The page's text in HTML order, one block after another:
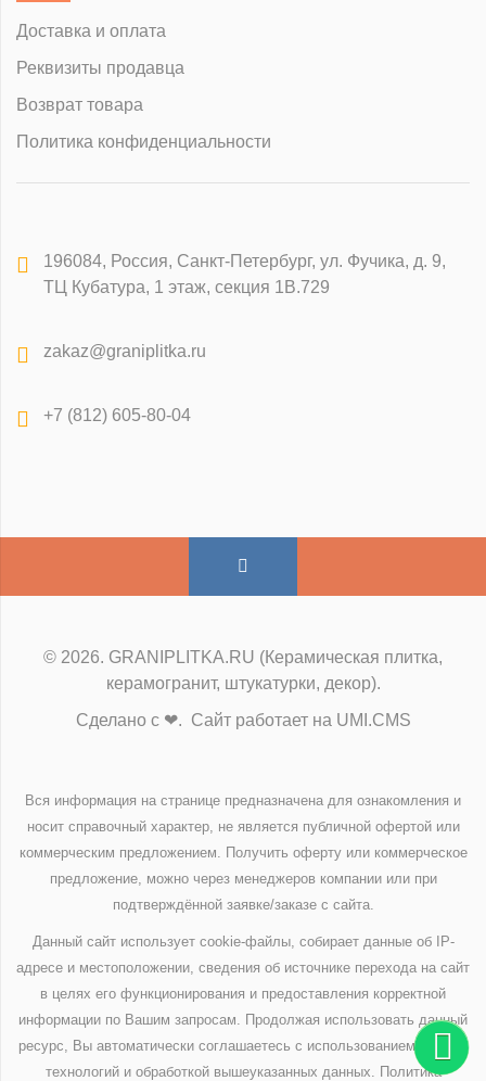
Доставка и оплата
Реквизиты продавца
Возврат товара
Политика конфиденциальности
196084, Россия, Санкт-Петербург, ул. Фучика, д. 9,
ТЦ Кубатура, 1 этаж, секция 1В.729
zakaz@graniplitka.ru
+7 (812) 605-80-04
© 2026. GRANIPLITKA.RU (Керамическая плитка,
керамогранит, штукатурки, декор).
Сделано с ❤. Сайт работает на UMI.CMS
Вся информация на странице предназначена для ознакомления и
носит справочный характер, не является публичной офертой или
коммерческим предложением. Получить оферту или коммерческое
предложение, можно через менеджеров компании или при
подтверждённой заявке/заказе с сайта.
Данный сайт использует cookie-файлы, собирает данные об IP-
адресе и местоположении, сведения об источнике перехода на сайт
в целях его функционирования и предоставления корректной
информации по Вашим запросам. Продолжая использовать данный
ресурс, Вы автоматически соглашаетесь с использованием данных
технологий и обработкой вышеуказанных данных. Политика